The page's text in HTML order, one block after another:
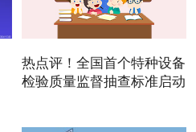
热点评！全国首个特种设备
检验质量监督抽查标准启动